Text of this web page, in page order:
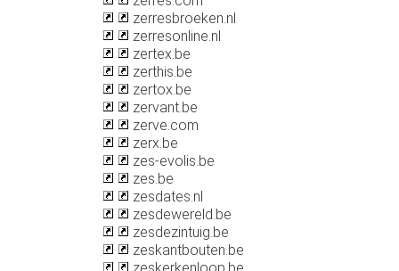
zerresbroeken.nl
zerresonline.nl
zertex.be
zerthis.be
zertox.be
zervant.be
zerve.com
zerx.be
zes-evolis.be
zes.be
zesdates.nl
zesdewereld.be
zesdezintuig.be
zeskantbouten.be